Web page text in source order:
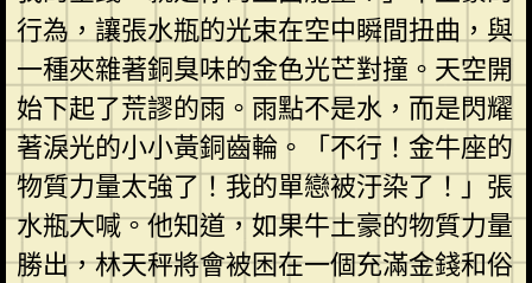
行為，讓張水瓶的光束在空中瞬間扭曲，與
一種夾雜著銅臭味的金色光芒對撞。天空開
始下起了荒謬的雨。雨點不是水，而是閃耀
著淚光的小小黃銅齒輪。「不行！金牛座的
物質力量太強了！我的單戀被汙染了！」張
水瓶大喊。他知道，如果牛土豪的物質力量
勝出，林天秤將會被困在一個充滿金錢和俗